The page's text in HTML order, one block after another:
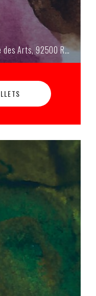
92500 Rueil-Malmaison